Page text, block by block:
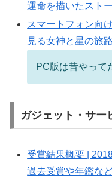
運命を描いたスト
スマートフォン向
見る女神と星の旅
PC版は昔やって
ガジェット・サー
受賞結果概要 |
過去受賞や年鑑な